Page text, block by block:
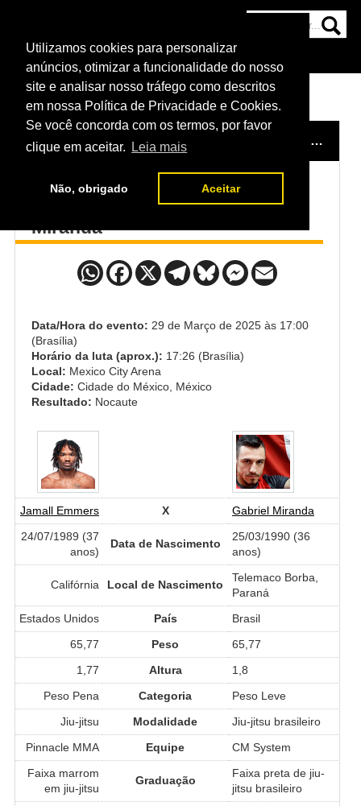
Utilizamos cookies para personalizar
anúncios, otimizar a funcionalidade do nosso
site e analisar nosso tráfego como descritos
em nossa Política de Privacidade e Cookies.
Se você concorda com os termos, por favor
clique em aceitar.
Leia mais
Não, obrigado Aceitar
NOTÍCIAS
HOME EVENTO / UFC MÉXICO - MORENO X ERCEG
Jamall Emmers x Gabriel
Miranda
Data/Hora do evento: 29 de Março de 2025 às 17:00
(Brasília)
Horário da luta (aprox.): 17:26 (Brasília)
Local: Mexico City Arena
Cidade: Cidade do México, México
Resultado: Nocaute
Jamall Emmers X
Gabriel Miranda
24/07/1989 (37
anos)
Data de Nascimento
25/03/1990 (36
anos)
Califórnia Local de Nascimento
Telemaco Borba,
Paraná
Estados Unidos
País
Brasil
65,77
Peso
65,77
1,77
Altura
1,8
Peso Pena
Categoria
Peso Leve
Jiu-jitsu
Modalidade
Jiu-jitsu brasileiro
Pinnacle MMA
Equipe
CM System
Faixa marrom
em jiu-jitsu
Graduação
Faixa preta de jiu-
jitsu brasileiro